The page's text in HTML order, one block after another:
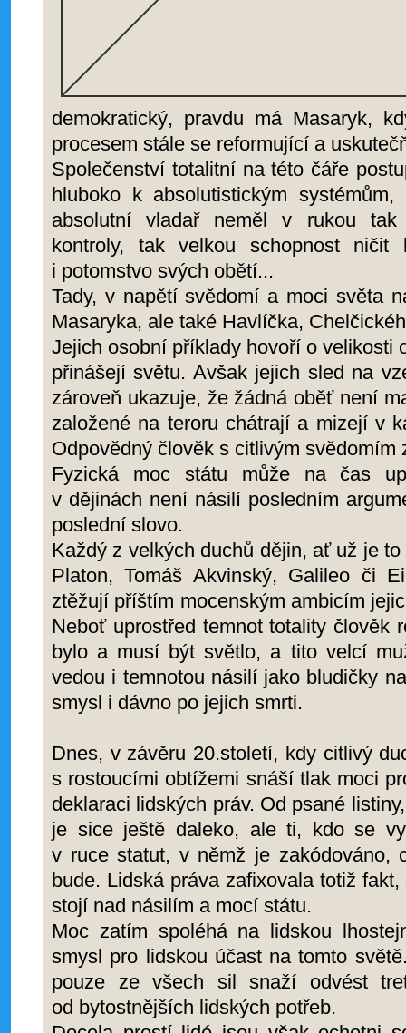
demokratický, pravdu má Masaryk,
procesem stále se reformující a
Společenství totalitní na této čáře
hluboko k absolutistickým
absolutní vladař neměl v rukou tak
kontroly, tak velkou schopnost ničit
i potomstvo svých obětí...
Tady, v napětí svědomí a moci světa
Masaryka, ale také Havlíčka,
Jejich osobní příklady hovoří o velikosti
přinášejí světu. Avšak jejich sled na
zároveň ukazuje, že žádná oběť není
založené na teroru chátrají a mizejí v
Odpovědný člověk s citlivým svědomím
Fyzická moc státu může na čas
v dějinách není násilí posledním
poslední slovo.
Každý z velkých duchů dějin, ať už je
Platon, Tomáš Akvinský, Galileo či
ztěžují příštím mocenským ambicím
Neboť uprostřed temnot totality člověk
bylo a musí být světlo, a tito velcí
vedou i temnotou násilí jako bludičky
smysl i dávno po jejich smrti.
Dnes, v závěru 20.století, kdy citlivý
s rostoucími obtížemi snáší tlak moci
deklaraci lidských práv. Od psané
je sice ještě daleko, ale ti, kdo se
v ruce statut, v němž je zakódováno,
bude. Lidská práva zafixovala totiž
stojí nad násilím a mocí státu.
Moc zatím spoléhá na lidskou
smysl pro lidskou účast na tomto
pouze ze všech sil snaží odvést
od bytostnějších lidských potřeb.